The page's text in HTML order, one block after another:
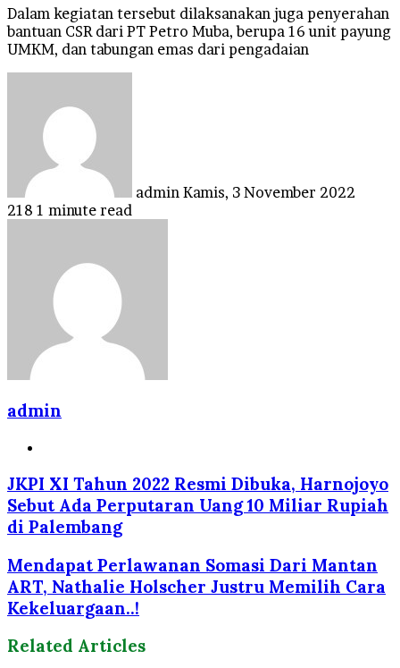
Dalam kegiatan tersebut dilaksanakan juga penyerahan
bantuan CSR dari PT Petro Muba, berupa 16 unit payung
UMKM, dan tabungan emas dari pengadaian
admin Kamis, 3 November 2022
218 1 minute read
admin
JKPI XI Tahun 2022 Resmi Dibuka, Harnojoyo
Sebut Ada Perputaran Uang 10 Miliar Rupiah
di Palembang
Mendapat Perlawanan Somasi Dari Mantan
ART, Nathalie Holscher Justru Memilih Cara
Kekeluargaan..!
Related Articles